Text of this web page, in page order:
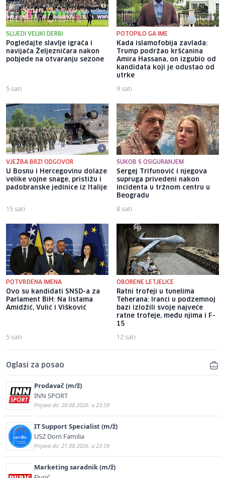
SLIJEDI VELIKI DERBI
Pogledajte slavlje igrača i
navijača Željezničara nakon
pobjede na otvaranju sezone
5 sati
POTOPILO GA IME
Kada islamofobija zavlada:
Trump podržao kršćanina
Amira Hassana, on izgubio od
kandidata koji je odustao od
utrke
9 sati
VJEŽBA BRZI ODGOVOR
U Bosnu i Hercegovinu dolaze
velike vojne snage, pristižu i
padobranske jedinice iz Italije
15 sati
SUKOB S OSIGURANJEM
Sergej Trifunović i njegova
supruga privedeni nakon
incidenta u tržnom centru u
Beogradu
8 sati
POTVRĐENA IMENA
Ovo su kandidati SNSD-a za
Parlament BiH: Na listama
Amidžić, Vulić i Višković
5 sati
OBORENE LETJELICE
Ratni trofeji u tunelima
Teherana: Iranci u podzemnoj
bazi izložili svoje najveće
ratne trofeje, među njima i F-
15
12 sati
Oglasi za posao
Prodavač (m/ž)
INN SPORT
Prijava do: 20.08.2026. u 23:59
IT Support Specialist (m/ž)
USZ Dom Familia
Prijava do: 21.08.2026. u 23:59
Marketing saradnik (m/ž)